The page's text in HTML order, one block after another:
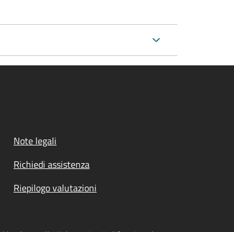
Note legali
Richiedi assistenza
Riepilogo valutazioni